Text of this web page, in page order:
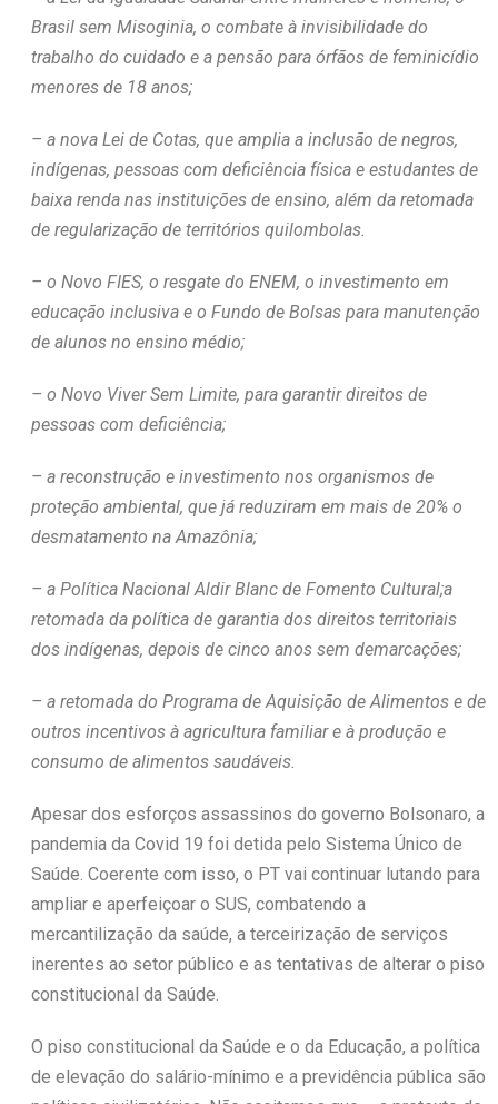
Brasil sem Misoginia, o combate à invisibilidade do
trabalho do cuidado e a pensão para órfãos de feminicídio
menores de 18 anos;
– a nova Lei de Cotas, que amplia a inclusão de negros,
indígenas, pessoas com deficiência física e estudantes de
baixa renda nas instituições de ensino, além da retomada
de regularização de territórios quilombolas.
– o Novo FIES, o resgate do ENEM, o investimento em
educação inclusiva e o Fundo de Bolsas para manutenção
de alunos no ensino médio;
– o Novo Viver Sem Limite, para garantir direitos de
pessoas com deficiência;
– a reconstrução e investimento nos organismos de
proteção ambiental, que já reduziram em mais de 20% o
desmatamento na Amazônia;
– a Política Nacional Aldir Blanc de Fomento Cultural;a
retomada da política de garantia dos direitos territoriais
dos indígenas, depois de cinco anos sem demarcações;
– a retomada do Programa de Aquisição de Alimentos e de
outros incentivos à agricultura familiar e à produção e
consumo de alimentos saudáveis.
Apesar dos esforços assassinos do governo Bolsonaro, a
pandemia da Covid 19 foi detida pelo Sistema Único de
Saúde. Coerente com isso, o PT vai continuar lutando para
ampliar e aperfeiçoar o SUS, combatendo a
mercantilização da saúde, a terceirização de serviços
inerentes ao setor público e as tentativas de alterar o piso
constitucional da Saúde.
O piso constitucional da Saúde e o da Educação, a política
de elevação do salário-mínimo e a previdência pública são